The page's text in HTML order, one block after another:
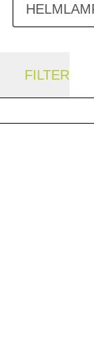
FILTER